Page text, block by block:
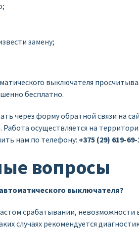
замену;
выключателя
бесплатно.
через форму обратной связи на
Работа осуществляется на
нам по телефону: +375 (29) 619-
вопросы
выключателя?
срабатывании, невозможности
случаях рекомендуется